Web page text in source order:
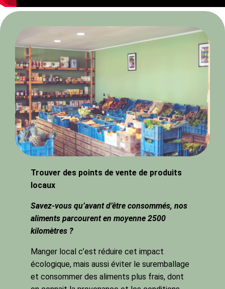
Trouver des points de vente de produits
locaux
Savez-vous qu’avant d’être consommés, nos
aliments parcourent en moyenne 2500
kilomètres ?
Manger local c’est réduire cet impact
écologique, mais aussi éviter le suremballage
et consommer des aliments plus frais, dont